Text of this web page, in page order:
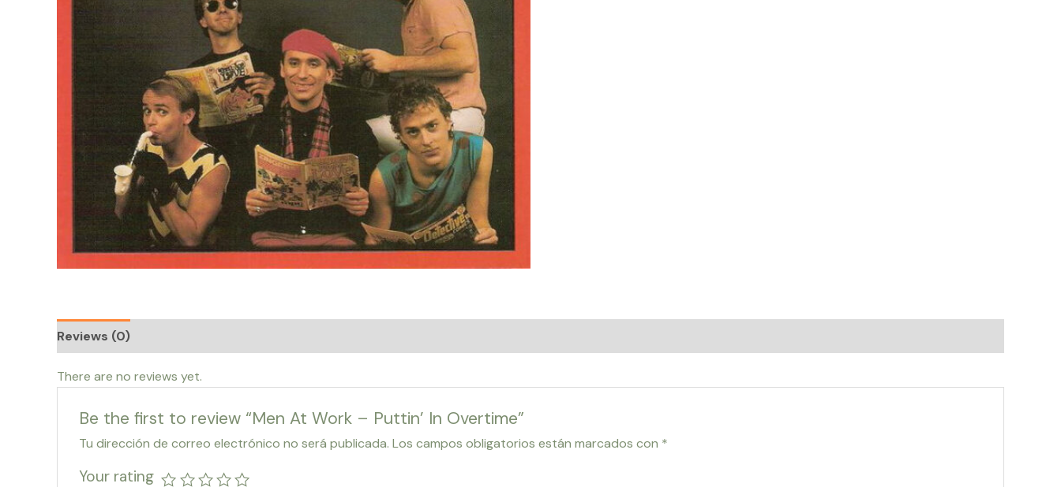
Reviews (0)
There are no reviews yet.
Be the first to review “Men At Work – Puttin’ In Overtime”
Tu dirección de correo electrónico no será publicada. Los campos obligatorios están marcados con *
Your rating